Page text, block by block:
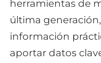
herramientas de
última
información
aportar datos